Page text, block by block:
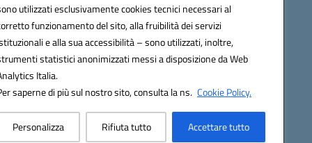
utilizzati esclusivamente cookies tecnici necessari al
funzionamento del sito, alla fruibilità dei servizi
e alla sua accessibilità – sono utilizzati, inoltre,
statistici anonimizzati messi a disposizione da Web
Italia.
saperne di più sul nostro sito, consulta la ns. Cookie Policy.
Personalizza Rifiuta tutto Accettare tutto
Seguici su: